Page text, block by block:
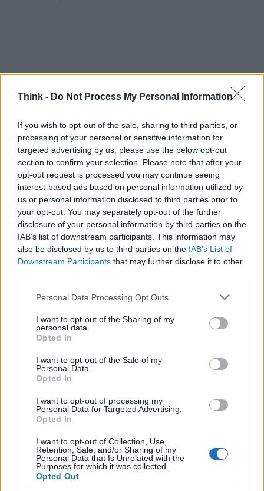
Think - Do Not Process My Personal Information
If you wish to opt-out of the sale, sharing to third parties, or
processing of your personal or sensitive information for
targeted advertising by us, please use the below opt-out
section to confirm your selection. Please note that after your
opt-out request is processed you may continue seeing
interest-based ads based on personal information utilized by
us or personal information disclosed to third parties prior to
your opt-out. You may separately opt-out of the further
disclosure of your personal information by third parties on the
IAB’s list of downstream participants. This information may
also be disclosed by us to third parties on the IAB’s List of
Downstream Participants that may further disclose it to other
Please note that this website/app uses one or more Google
not limited to your visit or usage behaviour. You may click to
grant or deny consent to Google and its third-party tags to
use your data for below specified purposes in below Google
consent section.
Personal Data Processing Opt Outs
I want to opt-out of the Sharing of my
personal data.
Opted In
I want to opt-out of the Sale of my
Personal Data.
Opted In
I want to opt-out of processing my
Personal Data for Targeted Advertising.
Opted In
I want to opt-out of Collection, Use,
Retention, Sale, and/or Sharing of my
Personal Data that Is Unrelated with the
Purposes for which it was collected.
Opted Out
AUTORE
Staff